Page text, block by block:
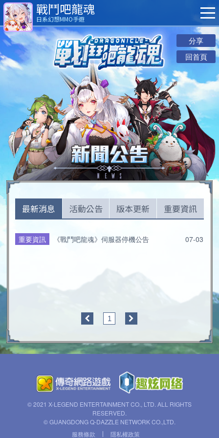
戰鬥吧龍魂
日系幻想MMO手遊
分享
回首頁
最新消息 活動公告 版本更新 重要資訊
重要資訊 《戰鬥吧龍魂》伺服器停機公告 07-03
1
© 2021 X-LEGEND ENTERTAINMENT CO., LTD. ALL RIGHTS
RESERVED.
© GUANGDONG Q-DAZZLE NETWORK CO.,LTD.
服務條款
隱私權政策